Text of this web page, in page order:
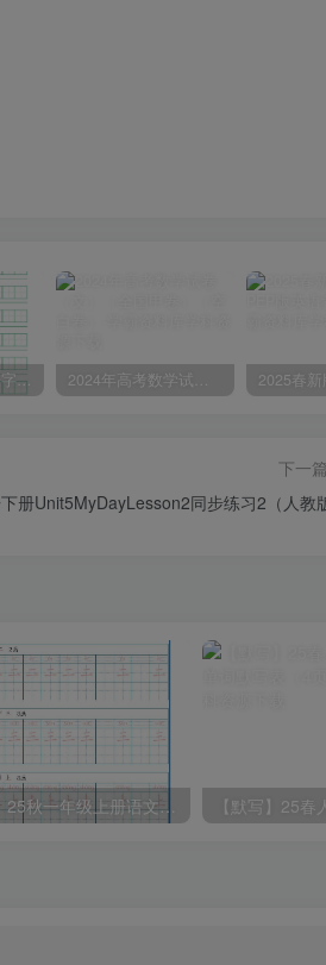
三年级语文上册一字三描红写字表字帖 2024年高考数学试卷（文）（全国甲卷）（空白卷）
下一篇
册Unit5MyDayLesson2同步练习2（人教
（新版）25秋一年级上册语文生字字帖（100字）